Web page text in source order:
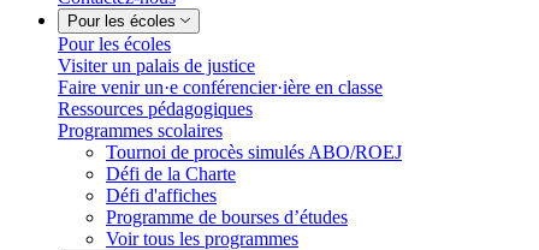
Pour les écoles
Pour les écoles
Visiter un palais de justice
Faire venir un·e conférencier·ière en classe
Ressources pédagogiques
Programmes scolaires
Tournoi de procès simulés ABO/ROEJ
Défi de la Charte
Défi d'affiches
Programme de bourses d’études
Voir tous les programmes